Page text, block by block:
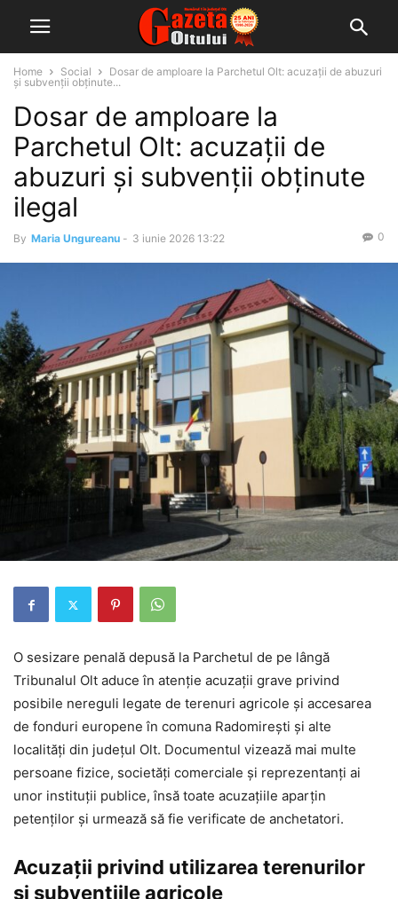
Home Social
Dosar de amploare la Parchetul Olt: acuzații de abuzuri
și subvenții obținute...
Dosar de amploare la
Parchetul Olt: acuzații de
abuzuri și subvenții obținute
ilegal
By Maria Ungureanu - 3 iunie 2026 13:22 0
O sesizare penală depusă la Parchetul de pe lângă
Tribunalul Olt aduce în atenție acuzații grave privind
posibile nereguli legate de terenuri agricole și accesarea
de fonduri europene în comuna Radomirești și alte
localități din județul Olt. Documentul vizează mai multe
persoane fizice, societăți comerciale și reprezentanți ai
unor instituții publice, însă toate acuzațiile aparțin
petenților și urmează să fie verificate de anchetatori.
Acuzații privind utilizarea terenurilor
și subvențiile agricole